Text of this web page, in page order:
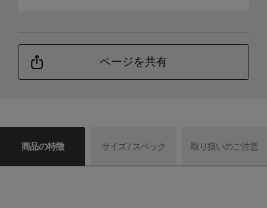
ページを共有
商品の特徴 サイズ / スペック 取り扱いのご注意